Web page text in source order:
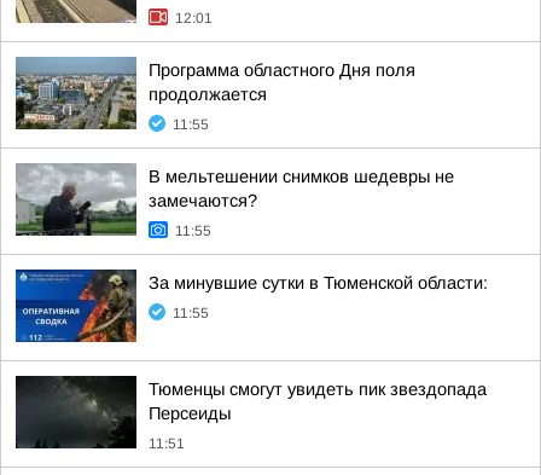
12:01
Программа областного Дня поля
продолжается
11:55
В мельтешении снимков шедевры не
замечаются?
11:55
За минувшие сутки в Тюменской области:
11:55
Тюменцы смогут увидеть пик звездопада
Персеиды
11:51